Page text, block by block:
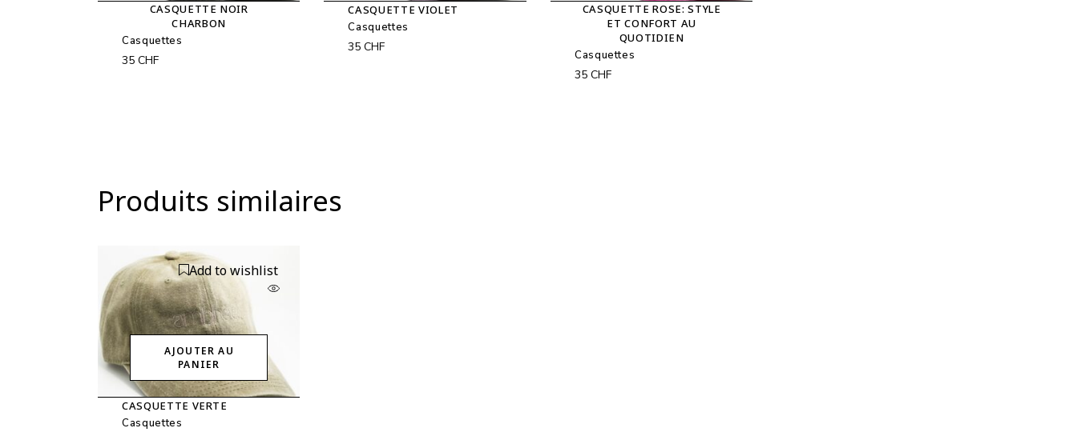
CASQUETTE NOIR
CHARBON
Casquettes
35 CHF
CASQUETTE VIOLET
Casquettes
35CHF
CASQUETTE ROSE: STYLE
ET CONFORT AU
QUOTIDIEN
Casquettes
35 CHF
Produits similaires
AJOUTER AU
PANIER
Add to wishlist
CASQUETTE VERTE
Casquettes